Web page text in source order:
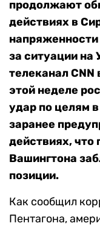
продолжают
действиях в
за ситуации на
телеканалCNN
этой неделе
удар по целям
заранее
действиях, что
Вашингтона
позиции.
Как сообщил
Пентагона,